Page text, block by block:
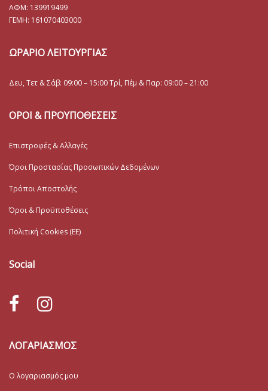
ΑΦΜ: 139919499
ΓΕΜΗ: 161070403000
ΩΡΑΡΙΟ ΛΕΙΤΟΥΡΓΙΑΣ
Δευ, Τετ & Σάβ: 09:00 – 15:00 Τρί, Πέμ & Παρ: 09:00 – 21:00
ΟΡΟΙ & ΠΡΟΥΠΟΘΕΣΕΙΣ
Επιστροφές & Αλλαγές
Όροι Προστασίας Προσωπικών Δεδομένων
Τρόποι Αποστολής
Όροι & Προϋποθέσεις
Πολιτική Cookies (ΕΕ)
Social
ΛΟΓΑΡΙΑΣΜΟΣ
Ο λογαριασμός μου